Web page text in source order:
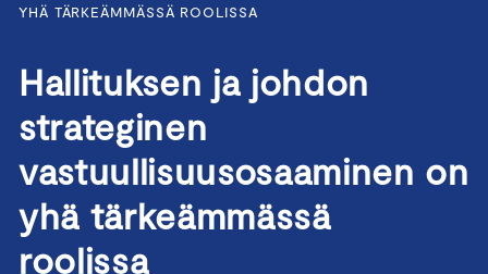
YHÄ TÄRKEÄMMÄSSÄ ROOLISSA
Hallituksen ja johdon
strateginen
vastuullisuusosaaminen on
yhä tärkeämmässä
roolissa